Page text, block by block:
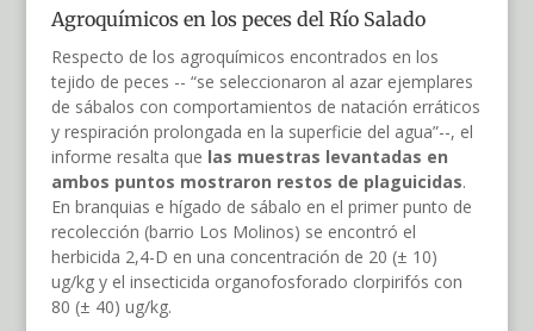
Agroquímicos en los peces del Río Salado
Respecto de los agroquímicos encontrados en los
tejido de peces -- “se seleccionaron al azar ejemplares
de sábalos con comportamientos de natación erráticos
y respiración prolongada en la superficie del agua”--, el
informe resalta que las muestras levantadas en
ambos puntos mostraron restos de plaguicidas.
En branquias e hígado de sábalo en el primer punto de
recolección (barrio Los Molinos) se encontró el
herbicida 2,4-D en una concentración de 20 (± 10)
ug/kg y el insecticida organofosforado clorpirifós con
80 (± 40) ug/kg.